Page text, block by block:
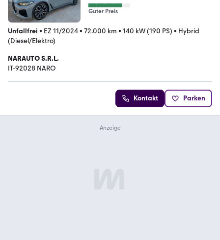
Guter Preis
Unfallfrei • EZ 11/2024• 72.000 km • 140 kW (190 PS) • Hybrid
(Diesel/Elektro)
NARAUTO S.R.L.
IT-92028 NARO
Kontakt Parken